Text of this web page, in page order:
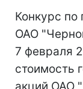
Конкурс по
ОАО
7 февраля
стоимость